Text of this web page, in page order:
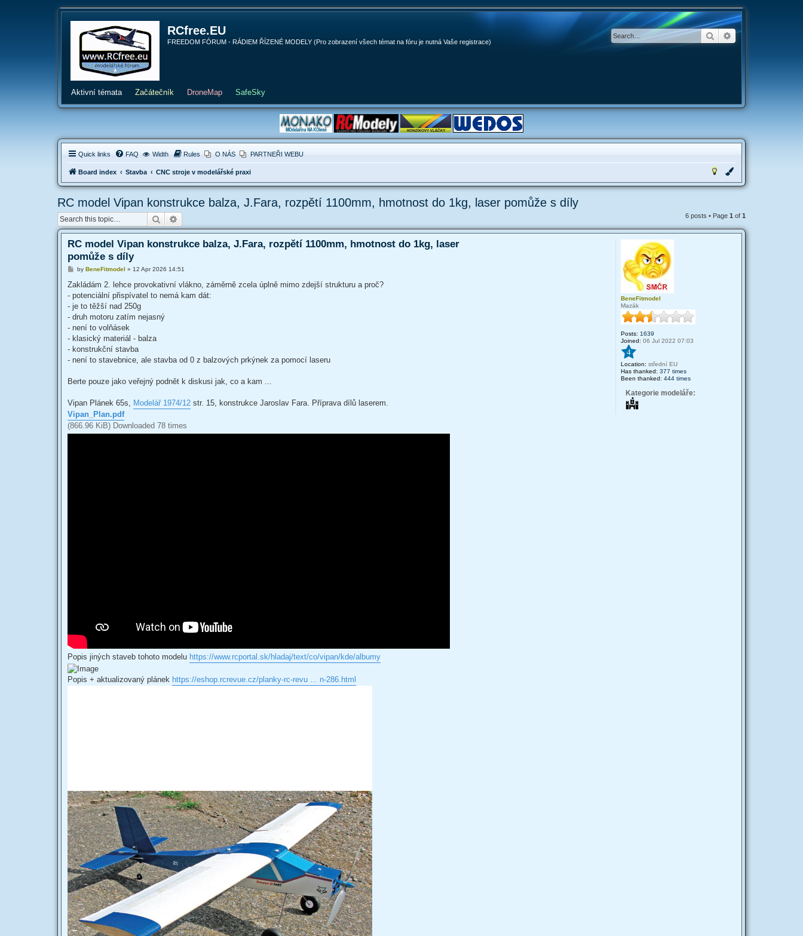
RCfree.EU
FREEDOM FÓRUM - RÁDIEM ŘÍZENÉ MODELY (Pro zobrazení všech témat na fóru je nutná Vaše registrace)
SearchAdvanced search
Aktivní témata Začátečník DroneMap SafeSky
Quick links FAQ Width Rules O NÁS PARTNEŘI WEBU
Board index Stavba CNC stroje v modelářské praxi
RC model Vipan konstrukce balza, J.Fara, rozpětí 1100mm, hmotnost do 1kg, laser pomůže s díly
Search 6 posts • Page 1 of 1
BeneFitmodel
Mazák
Posts: 1639
Joined: 06 Jul 2022 07:03
4
Location: střední EU
Has thanked: 377 times
Been thanked: 444 times
Kategorie modeláře:
RC model Vipan konstrukce balza, J.Fara, rozpětí 1100mm, hmotnost do 1kg, laser
pomůže s díly
P
s
by BeneFitmodel » 12 Apr 2026 14:51
Zakládám 2. lehce provokativní vlákno, záměrně zcela úplně mimo zdejší strukturu a proč?
- potenciální přispívatel to nemá kam dát:
- je to těžší nad 250g
- druh motoru zatím nejasný
- není to volňásek
- klasický materiál - balza
- konstrukční stavba
- není to stavebnice, ale stavba od 0 z balzových prkýnek za pomocí laseru
Berte pouze jako veřejný podnět k diskusi jak, co a kam ...
Vipan Plánek 65s, Modelář 1974/12 str. 15, konstrukce Jaroslav Fara. Příprava dílů laserem.
Vipan_Plan.pdf
(866.96 KiB) Downloaded 78 times
Popis jiných staveb tohoto modelu https://www.rcportal.sk/hladaj/text/co/vipan/kde/albumy
Popis + aktualizovaný plánek https://eshop.rcrevue.cz/planky-rc-revu ... n-286.html